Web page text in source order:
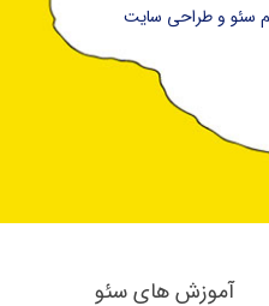
سئو و طراحی سایت
آموزش های سئو